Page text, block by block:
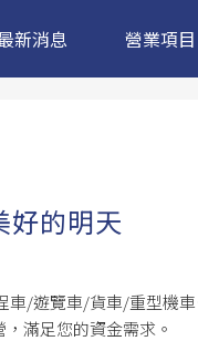
新消息 營業項目
好的明天
/遊覽車/貨車/重型機
滿足您的資金需求。